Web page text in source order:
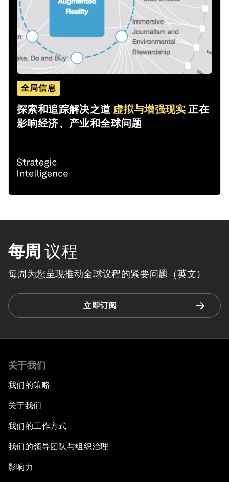
全局信息
探索和追踪解决之道 虚拟与增强现实 正在
影响经济、产业和全球问题
每周 议程
每周为您呈现推动全球议程的紧要问题（英文）
立即订阅
关于我们
我们的策略
关于我们
我们的工作方式
我们的领导团队与组织治理
影响力